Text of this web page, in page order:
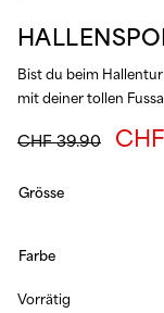
Bist du beim
mit deiner tollen
CHF39.90 CHF
Grösse
Farbe
Vorrätig